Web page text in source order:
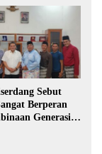
Sebut
Berperan
Generasi